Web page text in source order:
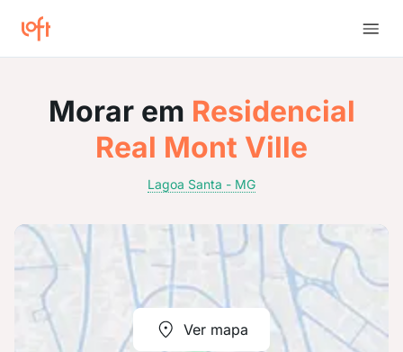
Morar em Residencial
Real Mont Ville
Lagoa Santa - MG
Ver mapa